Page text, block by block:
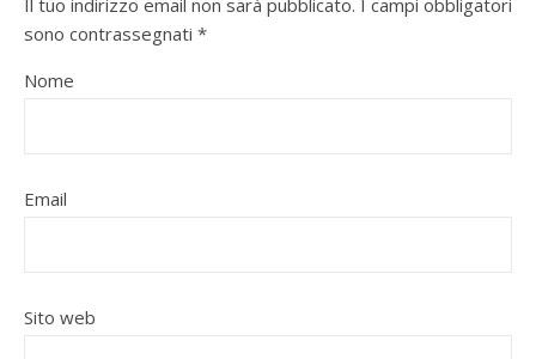
sono contrassegnati *
Nome
Email
Sito web